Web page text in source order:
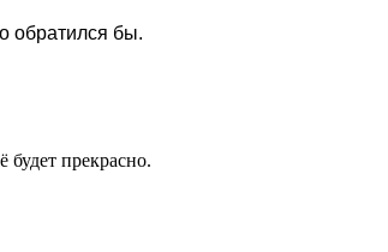
обратился бы.
прекрасно.